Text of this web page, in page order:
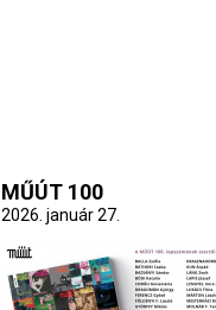
MŰÚT 100
2026. január 27.